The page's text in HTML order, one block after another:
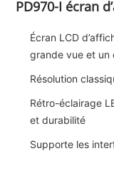
PD970-I écran
Écran LCD
grande vue et un
Résolution
Rétro-éclairage
et durabilité
Supporte les